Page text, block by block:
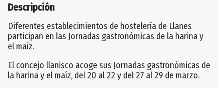
Descripción
Diferentes establecimientos de hostelería de Llanes
participan en las Jornadas gastronómicas de la harina y
el maíz.
El concejo llanisco acoge sus Jornadas gastronómicas de
la harina y el maíz, del 20 al 22 y del 27 al 29 de marzo.